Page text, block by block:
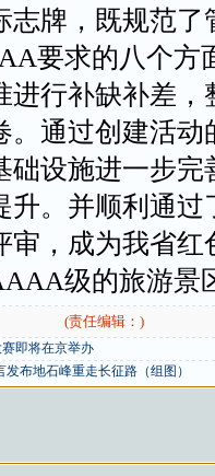
志牌，既规范了
要求的八个方
进行补缺补差，
。通过创建活动
础设施进一步完
升。并顺利通
审，成为我省红
级的旅游景
(责任编辑：)
即将在京举办
布地石峰重走长征路（组图）